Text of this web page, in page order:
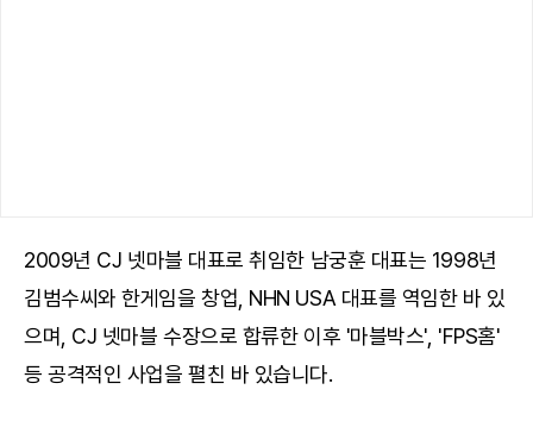
2009년 CJ 넷마블 대표로 취임한 남궁훈 대표는 1998년
김범수씨와 한게임을 창업, NHN USA 대표를 역임한 바 있
으며, CJ 넷마블 수장으로 합류한 이후 '마블박스', 'FPS홈'
등 공격적인 사업을 펼친 바 있습니다.